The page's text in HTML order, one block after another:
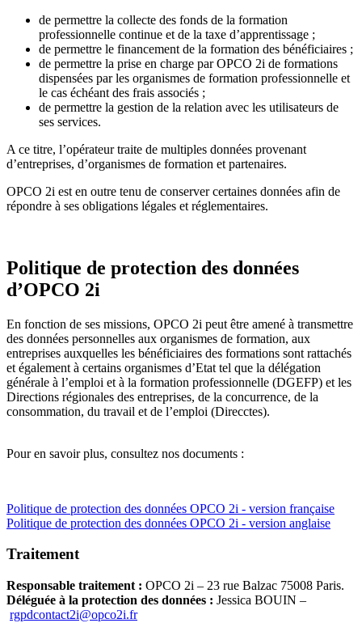
de permettre la collecte des fonds de la formation
professionnelle continue et de la taxe d’apprentissage ;
de permettre le financement de la formation des bénéficiaires ;
de permettre la prise en charge par OPCO 2i de formations
dispensées par les organismes de formation professionnelle et
le cas échéant des frais associés ;
de permettre la gestion de la relation avec les utilisateurs de
ses services.
A ce titre, l’opérateur traite de multiples données provenant
d’entreprises, d’organismes de formation et partenaires.
OPCO 2i est en outre tenu de conserver certaines données afin de
répondre à ses obligations légales et réglementaires.
Politique de protection des données
d’OPCO 2i
En fonction de ses missions, OPCO 2i peut être amené à transmettre
des données personnelles aux organismes de formation, aux
entreprises auxquelles les bénéficiaires des formations sont rattachés
et également à certains organismes d’Etat tel que la délégation
générale à l’emploi et à la formation professionnelle (DGEFP) et les
Directions régionales des entreprises, de la concurrence, de la
consommation, du travail et de l’emploi (Direcctes).
Pour en savoir plus, consultez nos documents :
Politique de protection des données OPCO 2i - version française
Politique de protection des données OPCO 2i - version anglaise
Traitement
Responsable traitement : OPCO 2i – 23 rue Balzac 75008 Paris.
Déléguée à la protection des données : Jessica BOUIN –
rgpdcontact2i@opco2i.fr